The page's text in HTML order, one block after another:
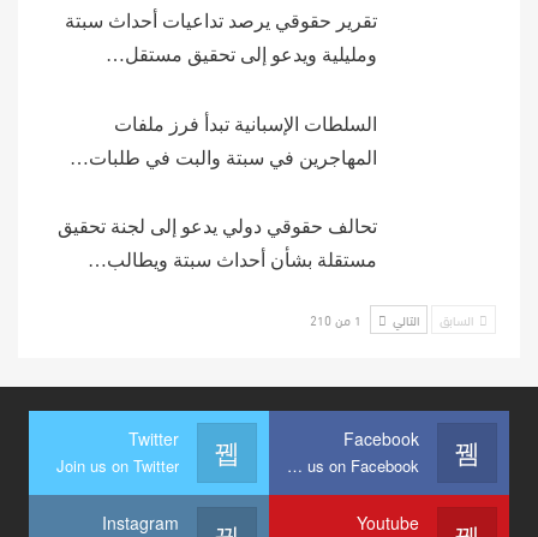
تقرير حقوقي يرصد تداعيات أحداث سبتة
ومليلية ويدعو إلى تحقيق مستقل…
السلطات الإسبانية تبدأ فرز ملفات
المهاجرين في سبتة والبت في طلبات…
تحالف حقوقي دولي يدعو إلى لجنة تحقيق
مستقلة بشأن أحداث سبتة ويطالب…
السابق التالي 1 من 210
Facebook
Join us on Facebook
Twitter
Join us on Twitter
Youtube
Instagram